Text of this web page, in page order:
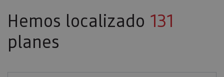
Hemos localizado 131
planes